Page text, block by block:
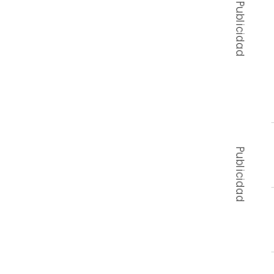
Publicidad
Publicidad